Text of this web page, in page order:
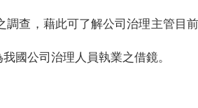
查，藉此可了解公司治理主管目
國公司治理人員執業之借鏡。